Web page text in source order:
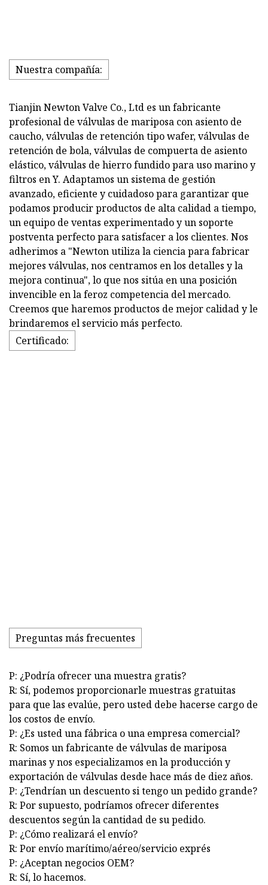
Nuestra compañía:
Tianjin Newton Valve Co., Ltd es un fabricante
profesional de válvulas de mariposa con asiento de
caucho, válvulas de retención tipo wafer, válvulas de
retención de bola, válvulas de compuerta de asiento
elástico, válvulas de hierro fundido para uso marino y
filtros en Y. Adaptamos un sistema de gestión
avanzado, eficiente y cuidadoso para garantizar que
podamos producir productos de alta calidad a tiempo,
un equipo de ventas experimentado y un soporte
postventa perfecto para satisfacer a los clientes. Nos
adherimos a "Newton utiliza la ciencia para fabricar
mejores válvulas, nos centramos en los detalles y la
mejora continua", lo que nos sitúa en una posición
invencible en la feroz competencia del mercado.
Creemos que haremos productos de mejor calidad y le
brindaremos el servicio más perfecto.
Certificado:
Preguntas más frecuentes
P: ¿Podría ofrecer una muestra gratis?
R: Sí, podemos proporcionarle muestras gratuitas
para que las evalúe, pero usted debe hacerse cargo de
los costos de envío.
P: ¿Es usted una fábrica o una empresa comercial?
R: Somos un fabricante de válvulas de mariposa
marinas y nos especializamos en la producción y
exportación de válvulas desde hace más de diez años.
P: ¿Tendrían un descuento si tengo un pedido grande?
R: Por supuesto, podríamos ofrecer diferentes
descuentos según la cantidad de su pedido.
P: ¿Cómo realizará el envío?
R: Por envío marítimo/aéreo/servicio exprés
P: ¿Aceptan negocios OEM?
R: Sí, lo hacemos.